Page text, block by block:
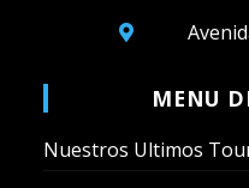
MENU
Nuestros Ultimos